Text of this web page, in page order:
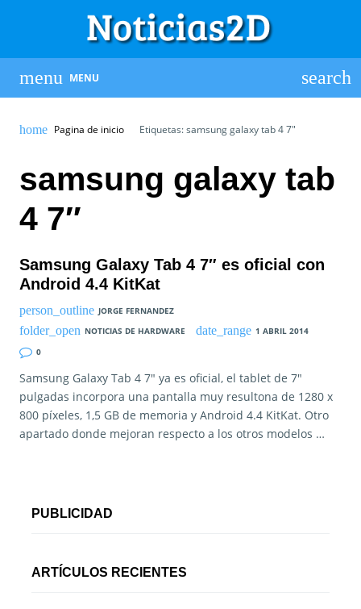
MENU
Pagina de inicio Etiquetas: samsung galaxy tab 4 7″
samsung galaxy tab
4 7″
Samsung Galaxy Tab 4 7″ es oficial con
Android 4.4 KitKat
JORGE FERNANDEZ
NOTICIAS DE HARDWARE
1 ABRIL 2014
0
Samsung Galaxy Tab 4 7″ ya es oficial, el tablet de 7″
pulgadas incorpora una pantalla muy resultona de 1280 x
800 píxeles, 1,5 GB de memoria y Android 4.4 KitKat. Otro
apartado donde mejoran respecto a los otros modelos …
PUBLICIDAD
ARTÍCULOS RECIENTES